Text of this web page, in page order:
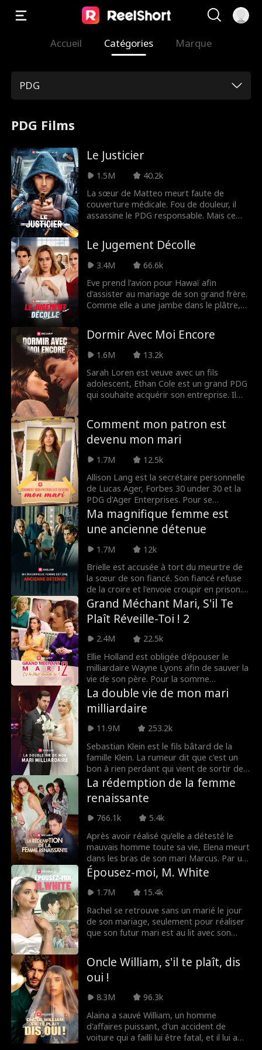
Accueil Catégories Marque
PDG
PDG Films
Le Justicier
1.5M
40.2k
La sœur de Matteo meurt faute de
couverture médicale. Fou de douleur, il
assassine le PDG responsable. Mais ce
tomber toutes les compagnies
d'assurance qui exploitent les plus faibles.
Traqué par la police, il laisse des indices
pour révéler la vérité au grand jour.
Bientôt, il devient le héros de tous ceux
que le système a abandonnés. Une
guerre silencieuse vient de commencer.
Le Jugement Décolle
3.4M
66.6k
Eve prend l'avion pour Hawaï afin
d'assister au mariage de son grand frère.
Comme elle a une jambe dans le plâtre,
femme odieuse et son fils mal élevé
exigent qu'Eve échange de place avec
eux. À cause de turbulences, l'enfant
trébuche, sa mère exige que l'avion fasse
demi-tour et s'en prend aux pilotes,
provoquant un atterrissage d'urgence. Sa
sœur, Clara, arrive pour la soutenir et
petite sœur de ce dernier. Le mariage est
annulé et Clara finit en prison.
Dormir Avec Moi Encore
1.6M
13.2k
Sarah Loren est veuve avec un fils
adolescent, Ethan Cole est un grand PDG
qui souhaite acquérir son entreprise. Il
ce qu'il veut, et ce qu'il veut… c'est le
cœur de Sarah.
Comment mon patron est
devenu mon mari
1.7M
12.5k
Allison Lang est la secrétaire personnelle
de Lucas Ager, Forbes 30 under 30 et la
PDG d'Ager Enterprises. Pour se
débarrasser de son ex-petit-ami Kyle,
Allison lui envoie un SMS lui indiquant
qu'elle sort maintenant avec Lucas Ager,
mais que se passe-t-il lorsqu'un coup du
sort se produit et que toute l'entreprise
voit son SMS ?! Lucas Ager la licenciera-t-
il… ou les secrets de leur passé seront-ils
révélés ?
Ma magnifique femme est
une ancienne détenue
1.7M
12k
Brielle est accusée à tort du meurtre de
la sœur de son fiancé. Son fiancé refuse
de la croire et l'envoie croupir en prison.
Trois ans plus tard, après sa libération,
Brielle s'efforce de prouver son
innocence. Un mystérieux et bel inconnu,
Jay, lui donne un coup de main... Mais il
pourrait bien avoir plus à voir avec lui que
ce que l'on voit.
Grand Méchant Mari, S'il Te
Plaît Réveille-Toi ! 2
2.4M
22.5k
Ellie Holland est obligée d'épouser le
milliardaire Wayne Lyons afin de sauver la
vie de son père. Pour la somme
considérable de cinq millions de dollars,
Ellie s'est vendue à la famille Lyons avec la
promesse de donner naissance à un
héritier. Il n'y a qu'un problème… Wayne
Lyons est dans le coma !
La double vie de mon mari
milliardaire
11.9M
253.2k
Sebastian Klein est le fils bâtard de la
famille Klein. La rumeur dit que c'est un
bon à rien perdant qui vient de sortir de
prison. Aucune fille sensée ne l’épouserait,
jusqu’à ce que Natalie Quinn le fasse. Elle
ne le sait pas... elle a en fait épousé un
milliardaire secret ! Que se passera-t-il
lorsqu'elle découvrira la vérité ? La
meilleure question est... pourquoi
Sebastian Klein cache-t-il son identité en
premier lieu ?!
La rédemption de la femme
renaissante
766.1k
5.4k
Après avoir réalisé qu'elle a détesté le
mauvais homme toute sa vie, Elena meurt
dans les bras de son mari Marcus. Par un
coup du sort, Elena est ramenée dans le
temps. Il n'est pas trop tard, elle a encore
le temps de tout changer. Dans cette vie,
protégera à tout prix.
Épousez-moi, M. White
1.7M
15.4k
Rachel se retrouve sans un marié le jour
de son mariage, seulement pour réaliser
que son futur mari est au lit avec son
continuer le mariage, il y a juste une
petite chose qu'elle doit faire… trouver un
Oncle William, s'il te plaît, dis
oui !
8.3M
96.3k
Alaina a sauvé William, un homme
d'affaires puissant, d'un accident de
voiture qui a failli lui être fatal, et il lui a